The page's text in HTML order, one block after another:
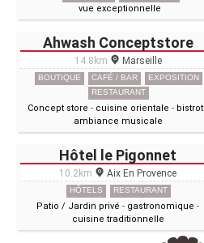
vue exceptionnelle
Ahwash Conceptstore
14.8km Marseille
BOUTIQUE CAFÉ / BAR
EXPOSITION
RESTAURANT
Concept store - cuisine orientale - bistrot
ambiance musicale
Hôtel le Pigonnet
10.2km Aix En Provence
HÔTELS RESTAURANT
Patio / Jardin privé - gastronomique -
cuisine traditionnelle